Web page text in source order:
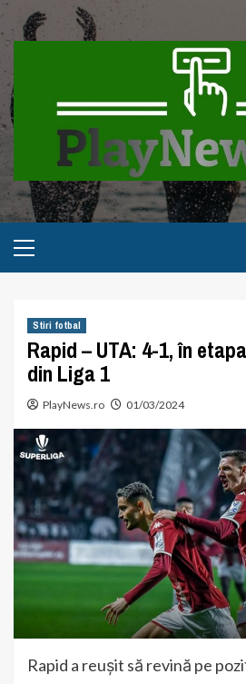
Skip
to
Menu
Stiri fotbal
Rapid – UTA: 4-1, în
din Liga 1
PlayNews.ro 01/03/2024
Rapid a reușit să revină pe